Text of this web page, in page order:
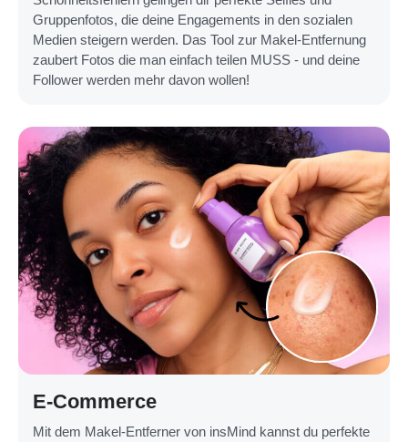
Gruppenfotos, die deine Engagements in den sozialen
Medien steigern werden. Das Tool zur Makel-Entfernung
zaubert Fotos die man einfach teilen MUSS - und deine
Follower werden mehr davon wollen!
E-Commerce
Mit dem Makel-Entferner von insMind kannst du perfekte